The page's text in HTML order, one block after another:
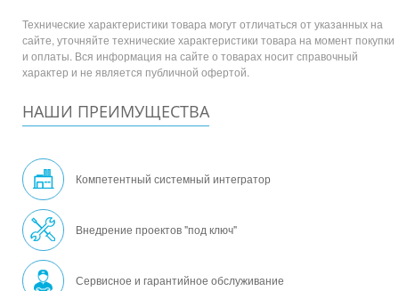
Технические характеристики товара могут отличаться от указанных на
сайте, уточняйте технические характеристики товара на момент покупки
и оплаты. Вся информация на сайте о товарах носит справочный
характер и не является публичной офертой.
НАШИ ПРЕИМУЩЕСТВА
Компетентный системный интегратор
Внедрение проектов "под ключ"
Сервисное и гарантийное обслуживание